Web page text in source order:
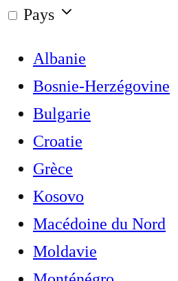
Pays
Albanie
Bosnie-Herzégovine
Bulgarie
Croatie
Grèce
Kosovo
Macédoine du Nord
Moldavie